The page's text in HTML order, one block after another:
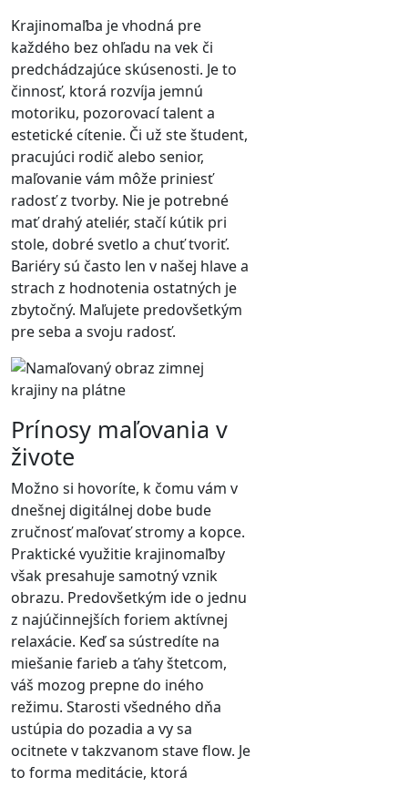
Krajinomaľba je vhodná pre
každého bez ohľadu na vek či
predchádzajúce skúsenosti. Je to
činnosť, ktorá rozvíja jemnú
motoriku, pozorovací talent a
estetické cítenie. Či už ste študent,
pracujúci rodič alebo senior,
maľovanie vám môže priniesť
radosť z tvorby. Nie je potrebné
mať drahý ateliér, stačí kútik pri
stole, dobré svetlo a chuť tvoriť.
Bariéry sú často len v našej hlave a
strach z hodnotenia ostatných je
zbytočný. Maľujete predovšetkým
pre seba a svoju radosť.
Prínosy maľovania v
živote
Možno si hovoríte, k čomu vám v
dnešnej digitálnej dobe bude
zručnosť maľovať stromy a kopce.
Praktické využitie krajinomaľby
však presahuje samotný vznik
obrazu. Predovšetkým ide o jednu
z najúčinnejších foriem aktívnej
relaxácie. Keď sa sústredíte na
miešanie farieb a ťahy štetcom,
váš mozog prepne do iného
režimu. Starosti všedného dňa
ustúpia do pozadia a vy sa
ocitnete v takzvanom stave flow. Je
to forma meditácie, ktorá